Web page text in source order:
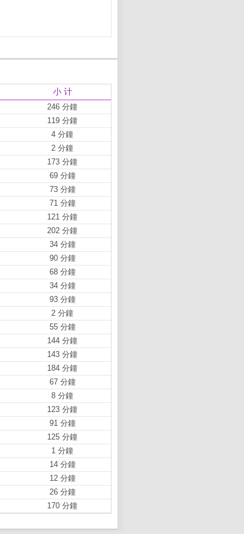
小 计
246 分鐘
119 分鐘
4 分鐘
2 分鐘
173 分鐘
69 分鐘
73 分鐘
71 分鐘
121 分鐘
202 分鐘
34 分鐘
90 分鐘
68 分鐘
34 分鐘
93 分鐘
2 分鐘
55 分鐘
144 分鐘
143 分鐘
184 分鐘
67 分鐘
8 分鐘
123 分鐘
91 分鐘
125 分鐘
1 分鐘
14 分鐘
12 分鐘
26 分鐘
170 分鐘